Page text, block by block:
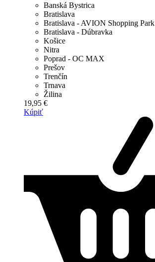
Banská Bystrica
Bratislava
Bratislava - AVION Shopping Park
Bratislava - Dúbravka
Košice
Nitra
Poprad - OC MAX
Prešov
Trenčín
Trnava
Žilina
19,95 €
Kúpiť